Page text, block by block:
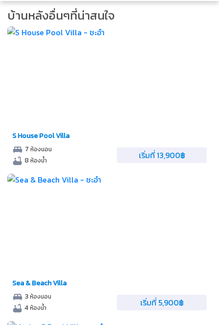
บ้านหลังอื่นๆที่น่าสนใจ
S House Pool Villa
7 ห้องนอน
8 ห้องน้ำ เริ่มที่ 13,900฿
Sea & Beach Villa
3ห้องนอน
4ห้องน้ำ เริ่มที่ 5,900฿